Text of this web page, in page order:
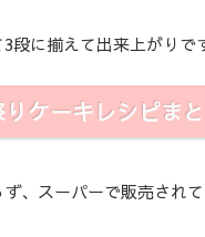
に揃えて出来上がりで
ケーキレシピま
、スーパーで販売され